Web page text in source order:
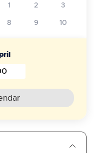
1 2 3
8 9 10
at 14 April 2026